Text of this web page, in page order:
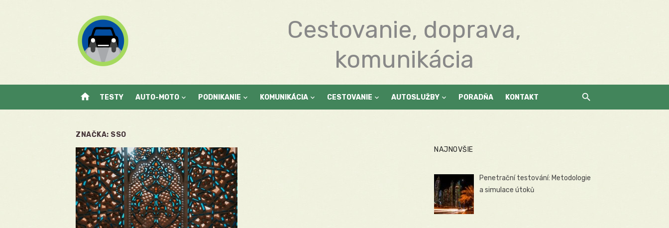
Cestovanie, doprava,
komunikácia
home TESTY AUTO-MOTO PODNIKANIE KOMUNIKÁCIA CESTOVANIE AUTOSLUŽBY PORADŇA KONTAKT
ZNAČKA: SSO
NAJNOVŠIE
Penetrační testování: Metodologie
a simulace útoků